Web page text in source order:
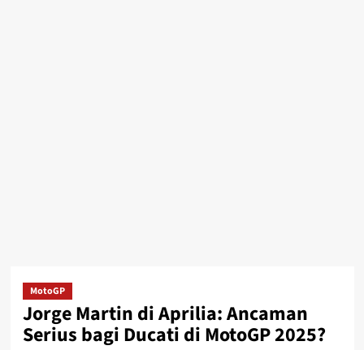
MotoGP
Jorge Martin di Aprilia: Ancaman
Serius bagi Ducati di MotoGP 2025?